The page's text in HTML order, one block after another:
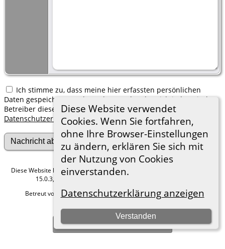
Diese Website verwendet
Cookies. Wenn Sie fortfahren,
ohne Ihre Browser-Einstellungen
zu ändern, erklären Sie sich mit
der Nutzung von Cookies
einverstanden.
Datenschutzerklärung anzeigen
Verstanden
Ich stimme zu, dass meine hier erfassten persönlichen
Daten gespeichert werden. Ich verstehe, dass ich jederzeit den
Betreiber dieser Website bitten kann, diese Daten zu löschen.
Datenschutzerklärung
Diese Website läuft mitThe Next Generation of Genealogy Sitebuilding
15.0.3, programmiert von Darrin Lythgoe © 2001-2026.
Betreut von
Roland zu Dortmund e.V.. |Datenschutzerklärung.
Hier geht es zum Impressum
Zur Desktop-Webseite wechseln